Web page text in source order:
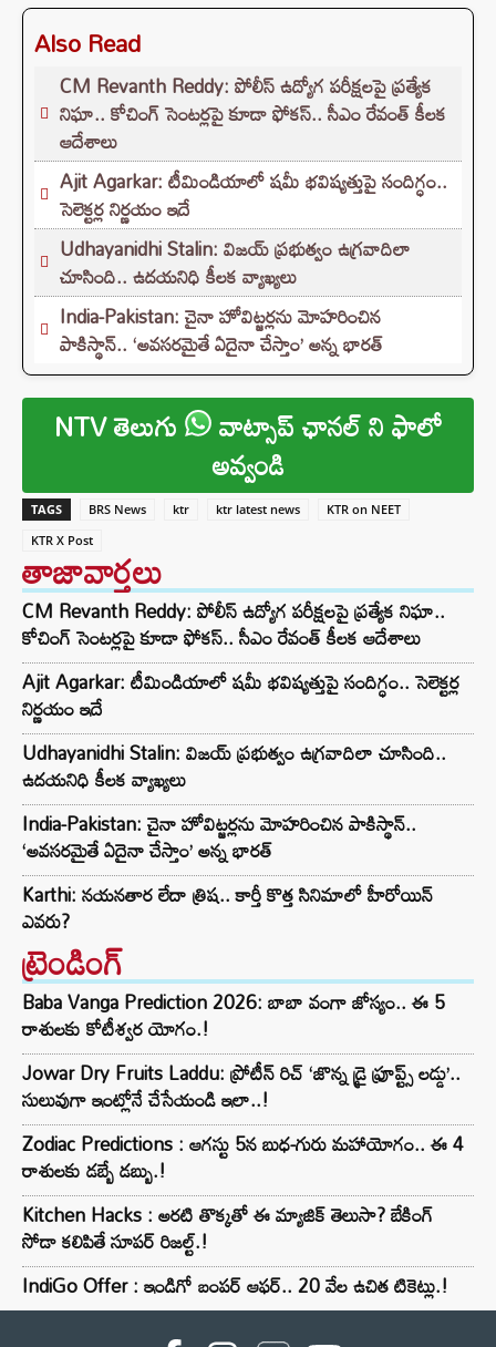
Also Read
CM Revanth Reddy: పోలీస్ ఉద్యోగ పరీక్షలపై ప్రత్యేక
నిఘా.. కోచింగ్ సెంటర్లపై కూడా ఫోకస్.. సీఎం రేవంత్ కీలక
ఆదేశాలు
Ajit Agarkar: టీమిండియాలో షమీ భవిష్యత్తుపై సందిగ్ధం..
సెలెక్టర్ల నిర్ణయం ఇదే
Udhayanidhi Stalin: విజయ్ ప్రభుత్వం ఉగ్రవాదిలా
చూసింది.. ఉదయనిధి కీలక వ్యాఖ్యలు
India-Pakistan: చైనా హోవిట్జర్లను మోహరించిన
పాకిస్థాన్.. ‘అవసరమైతే ఏదైనా చేస్తాం’ అన్న భారత్
NTV తెలుగు వాట్సాప్ ఛానల్ ని ఫాలో
అవ్వండి
TAGS BRS News ktr ktr latest news
KTR on NEET
KTR X Post
తాజావార్తలు
CM Revanth Reddy: పోలీస్ ఉద్యోగ పరీక్షలపై ప్రత్యేక నిఘా..
కోచింగ్ సెంటర్లపై కూడా ఫోకస్.. సీఎం రేవంత్ కీలక ఆదేశాలు
Ajit Agarkar: టీమిండియాలో షమీ భవిష్యత్తుపై సందిగ్ధం.. సెలెక్టర్ల
నిర్ణయం ఇదే
Udhayanidhi Stalin: విజయ్ ప్రభుత్వం ఉగ్రవాదిలా చూసింది..
ఉదయనిధి కీలక వ్యాఖ్యలు
India-Pakistan: చైనా హోవిట్జర్లను మోహరించిన పాకిస్థాన్..
‘అవసరమైతే ఏదైనా చేస్తాం’ అన్న భారత్
Karthi: నయనతార లేదా త్రిష.. కార్తీ కొత్త సినిమాలో హీరోయిన్
ఎవరు?
ట్రెండింగ్‌
Baba Vanga Prediction 2026: బాబా వంగా జోస్యం.. ఈ 5
రాశులకు కోటీశ్వర యోగం.!
Jowar Dry Fruits Laddu: ప్రోటీన్ రిచ్ ‘జొన్న డ్రై ఫ్రూప్ట్స్ లడ్డు’..
సులువుగా ఇంట్లోనే చేసేయండి ఇలా..!
Zodiac Predictions : ఆగస్టు 5న బుధ-గురు మహాయోగం.. ఈ 4
రాశులకు డబ్బే డబ్బు.!
Kitchen Hacks : అరటి తొక్కతో ఈ మ్యాజిక్ తెలుసా? బేకింగ్
సోడా కలిపితే సూపర్ రిజల్ట్.!
IndiGo Offer : ఇండిగో బంపర్ ఆఫర్.. 20 వేల ఉచిత టికెట్లు.!